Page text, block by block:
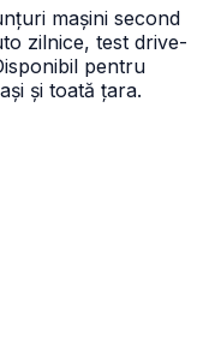
mașini second
zilnice, test drive-
pentru
și toată țara.